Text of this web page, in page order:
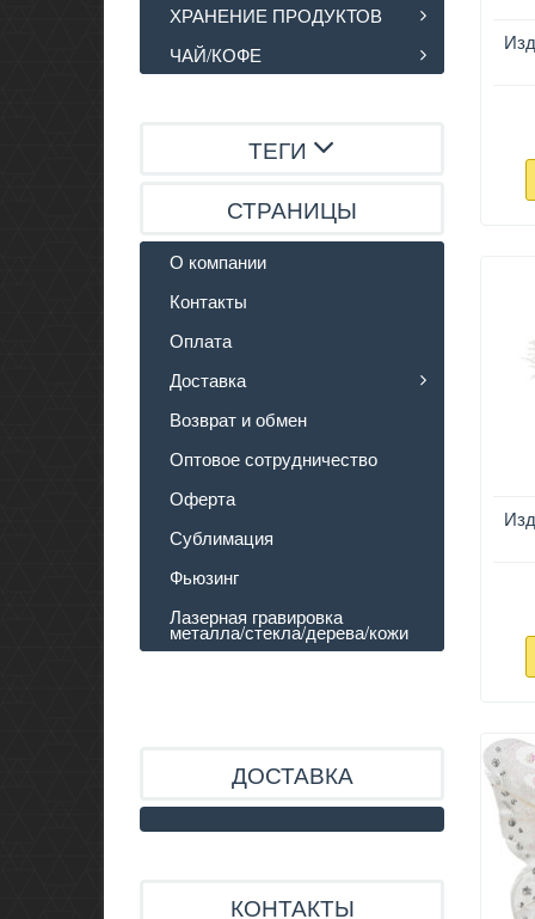
ХРАНЕНИЕ ПРОДУКТОВ
ЧАЙ/КОФЕ
ТЕГИ
СТРАНИЦЫ
О компании
Контакты
Оплата
Доставка
Возврат и обмен
Оптовое сотрудничество
Оферта
Сублимация
Фьюзинг
Лазерная гравировка
металла/стекла/дерева/кожи
ДОСТАВКА
КОНТАКТЫ